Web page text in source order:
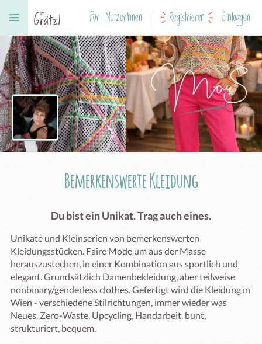
Für NutzerInnen Registrieren Einloggen
Bemerkenswerte Kleidung
Du bist ein Unikat. Trag auch eines.
Unikate und Kleinserien von bemerkenswerten
Kleidungsstücken. Faire Mode um aus der Masse
herauszustechen, in einer Kombination aus sportlich und
elegant. Grundsätzlich Damenbekleidung, aber teilweise
nonbinary/genderless clothes. Gefertigt wird die Kleidung in
Wien - verschiedene Stilrichtungen, immer wieder was
Neues. Zero-Waste, Upcycling, Handarbeit, bunt,
strukturiert, bequem.